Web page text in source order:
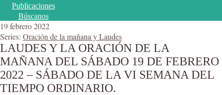
Publicaciones
Búscanos
19 febrero 2022
Series: Oración de la mañana y Laudes
LAUDES Y LA ORACIÓN DE LA
MAÑANA DEL SÁBADO 19 DE FEBRERO
2022 – SÁBADO DE LA VI SEMANA DEL
TIEMPO ORDINARIO.